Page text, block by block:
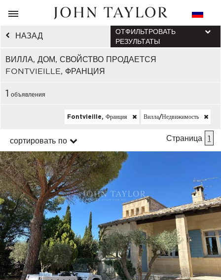
НАЗАД
ВИЛЛА, ДОМ, СВОЙСТВО ПРОДАЕТСЯ
FONTVIEILLE, ФРАНЦИЯ
ОТФИЛЬТРОВАТЬ
РЕЗУЛЬТАТЫ
1 объявления
Fontvieille, Франция Вилла/недвижимость
сортировать по Страница 1